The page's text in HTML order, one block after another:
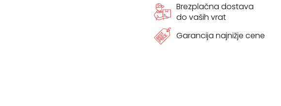
Brezplačna dostava
do vaših vrat
Garancija najnižje cene